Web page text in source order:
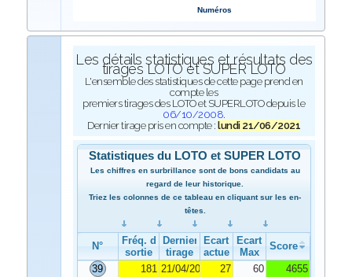
Numéros
Les détails statistiques et résultats des
tirages LOTO et SUPER LOTO
L'ensemble des statistiques de cette page prend en
compte les
premiers tirages des LOTO et SUPERLOTO depuis le
06/10/2008.
Dernier tirage pris en compte :lundi 21/06/2021
Statistiques du LOTO et SUPER LOTO
Les chiffres en surbrillance sont de bons candidats au
regard de leur historique.
Triez les colonnes de ce tableau en cliquant sur les en-
têtes.
N°
Fréq. de
sortie
Dernier
tirage
Ecart
actuel
Ecart
Max
Score
39
181 21/04/2021 27 60
4655